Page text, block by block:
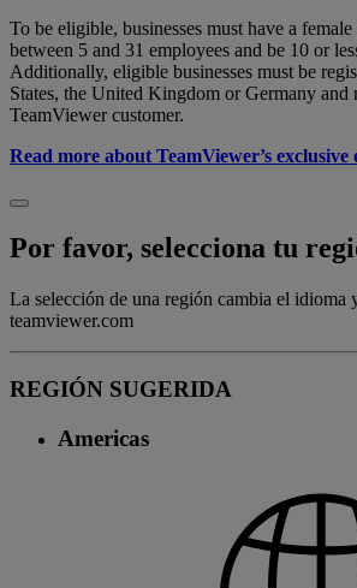
To be eligible, businesses must have a
between 5 and 31 employees and be 10 or
Additionally, eligible businesses must be
States, the United Kingdom or Germany and
TeamViewer customer.
Read more about TeamViewer’s
Por favor, selecciona tu
La selección de una región cambia el idioma
teamviewer.com
REGIÓN SUGERIDA
Americas